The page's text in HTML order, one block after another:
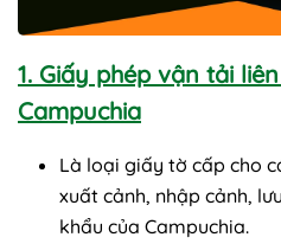
1. Giấy phép vận tải
Campuchia
Là loại giấy tờ cấp cho
xuất cảnh, nhập cảnh,
khẩu của Campuchia.